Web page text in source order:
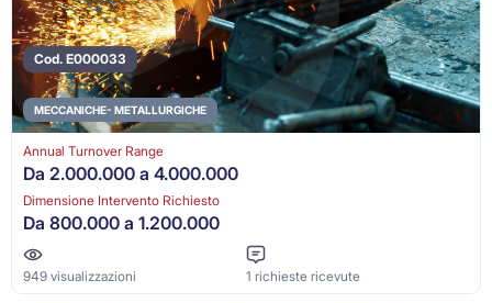
Cod. E000033
MECCANICHE- METALLURGICHE
Annual Turnover Range
Da 2.000.000 a 4.000.000
Dimensione Intervento Richiesto
Da 800.000 a 1.200.000
949 visualizzazioni 1 richieste ricevute